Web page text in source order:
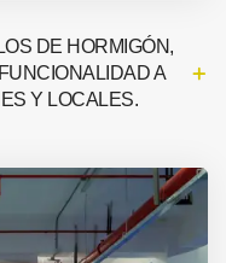
DE HORMIGÓN,
A
Y LOCALES.